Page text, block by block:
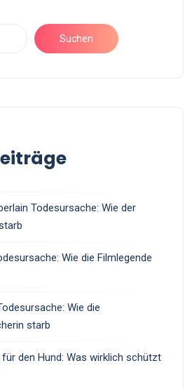
Suchen
Todesursache: Wie der
Wie die Filmlegende
Wie die
starb
den Hund: Was wirklich schützt